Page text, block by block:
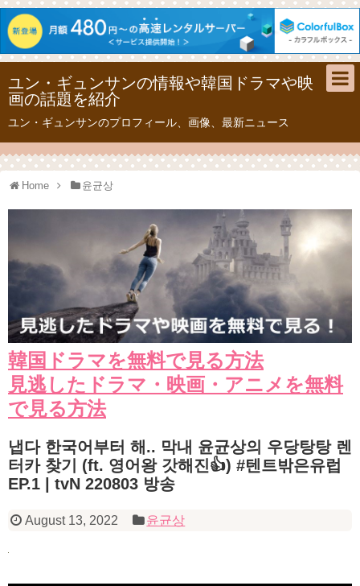
ユン・ギュンサンの情報や韓国ドラマや映
画の話題を紹介
ユン・ギュンサンのプロフィール、画像、最新ニュース
Home 윤균상
韓国ドラマを無料で見る方法
見逃したドラマ・映画・アニメを無料
で見る方法
냅다 한국어부터 해.. 막내 윤균상의 우당탕탕 렌
터카 찾기 (ft. 영어왕 갓해진👍) #텐트밖은유럽
EP.1 | tvN 220803 방송
August 13, 2022 윤균상